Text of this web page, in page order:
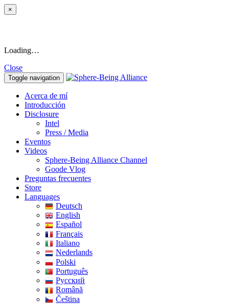
×
Loading…
Close
Toggle navigation
Acerca de mí
Introducción
Disclosure
Intel
Press / Media
Eventos
Videos
Sphere-Being Alliance Channel
Goode Vlog
Preguntas frecuentes
Store
Languages
Deutsch
English
Español
Français
Italiano
Nederlands
Polski
Português
Pусский
Română
Čeština